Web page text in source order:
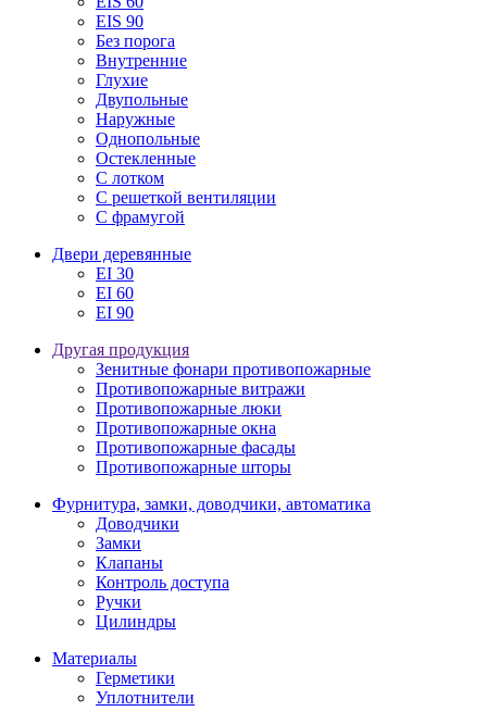
EIS 90
Без порога
Внутренние
Глухие
Двупольные
Наружные
Однопольные
Остекленные
С лотком
С решеткой вентиляции
С фрамугой
Двери деревянные
EI 30
EI 60
EI 90
Другая продукция
Зенитные фонари противопожарные
Противопожарные витражи
Противопожарные люки
Противопожарные окна
Противопожарные фасады
Противопожарные шторы
Фурнитура, замки, доводчики, автоматика
Доводчики
Замки
Клапаны
Контроль доступа
Ручки
Цилиндры
Материалы
Герметики
Уплотнители